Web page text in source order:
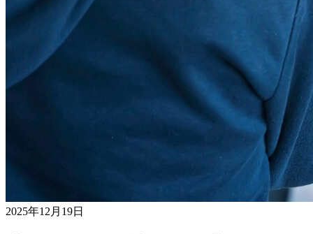
2025年12月19日